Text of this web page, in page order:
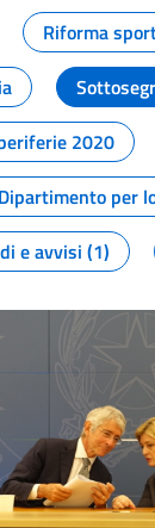
Riforma
2020
Dipartimento per
e avvisi (1)